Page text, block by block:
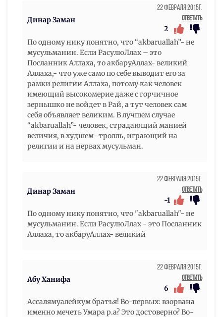
Динар Заман
22 Февраля 2015г.
Ответить
2
По одному нику понятно, что “akbaruallah”- не
мусульманин. Если РасулюЛлах – это
Посланник Аллаха, то акбаруАллах- великий
Аллаха,- что уже само по себе выводит его за
рамки религии Аллаха, потому как человек
имеющий высокомерие даже с горчичное
зернышко не войдет в Рай, а тут человек сам
себя объявляет великим. В лучшем случае
“akbaruallah”- человек, страдающий манией
величия, в худшем- тролль, играющий на
религии и на нервах мусульман.
Динар Заман
22 Февраля 2015г.
Ответить
-1
По одному нику понятно, что "akbaruallah"- не
мусульманин. Если РасулюЛлах - это Посланник
Аллаха, то акбаруАллах- великий
Абу Ханифа
22 Февраля 2015г.
Ответить
6
Ассалямуалейкум братья! Во-первых: взорвана
именно мечеть Умара р.а? Это достоверно? Во-